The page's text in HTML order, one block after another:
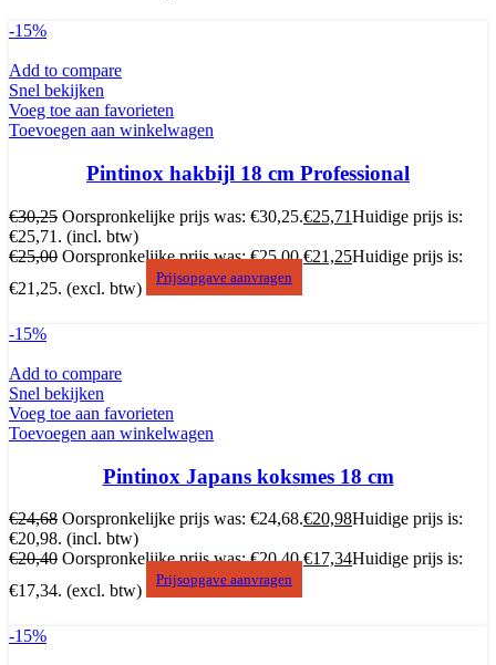
-15%
Add to compare
Snel bekijken
Voeg toe aan favorieten
Toevoegen aan winkelwagen
Pintinox hakbijl 18 cm Professional
€30,25 Oorspronkelijke prijs was: €30,25.€25,71Huidige prijs is:
€25,71. (incl. btw)
€25,00 Oorspronkelijke prijs was: €25,00.€21,25Huidige prijs is:
€21,25. (excl. btw)
Prijsopgave aanvragen
-15%
Add to compare
Snel bekijken
Voeg toe aan favorieten
Toevoegen aan winkelwagen
Pintinox Japans koksmes 18 cm
€24,68 Oorspronkelijke prijs was: €24,68.€20,98Huidige prijs is:
€20,98. (incl. btw)
€20,40 Oorspronkelijke prijs was: €20,40.€17,34Huidige prijs is:
€17,34. (excl. btw)
Prijsopgave aanvragen
-15%